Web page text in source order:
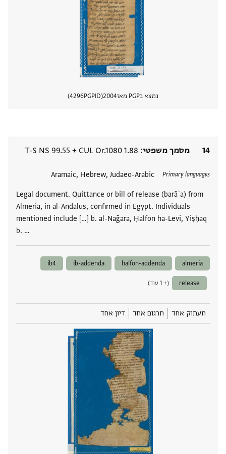
נמצא בPGP מאז 2004
PGPID
4296
14 מסמך משפטי CUL Or.1080 1.88
+
T-S NS 99.55
Primary languages
Aramaic, Hebrew, Judaeo-Arabic
Legal document. Quittance or bill of release (barāʾa) from
Almeria, in al-Andalus, confirmed in Egypt. Individuals
mentioned include […] b. al-Naḡara, Ḥalfon ha-Levi, Yiṣḥaq
b. …
תגים
almeria
halfon-addenda
ib-addenda
ib4
release (+ 1 עוד)
תעתוק אחד תרגום אחד דיון אחד